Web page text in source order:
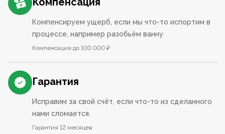
Компенсируем ущерб, если мы что-то испортим в
процессе, например разобьём ванну
Компенсация до 100 000 ₽
Гарантия
Исправим за свой счёт, если что-то из сделанного
нами сломается.
Гарантия 12 месяцев